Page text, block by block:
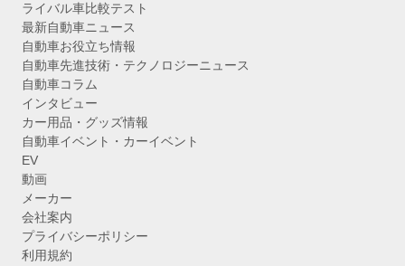
ライバル車比較テスト
最新自動車ニュース
自動車お役立ち情報
自動車先進技術・テクノロジーニュース
自動車コラム
インタビュー
カー用品・グッズ情報
自動車イベント・カーイベント
EV
動画
メーカー
会社案内
プライバシーポリシー
利用規約